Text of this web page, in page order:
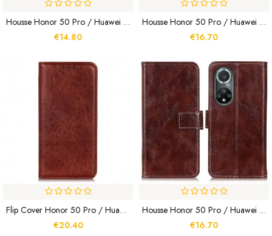
Housse Honor 50 Pro / Huawei Nova 9 Pro Coccinelles
€14.80
Housse Honor 50 Pro / Huawei Nova 9 Pro Litchi Coutures Apparentes
€16.70
Flip Cover Honor 50 Pro / Huawei Nova 9 Pro Texture Cuir
€20.40
Housse Honor 50 Pro / Huawei Nova 9 Pro Brillante Et Coutures Apparentes
€16.70